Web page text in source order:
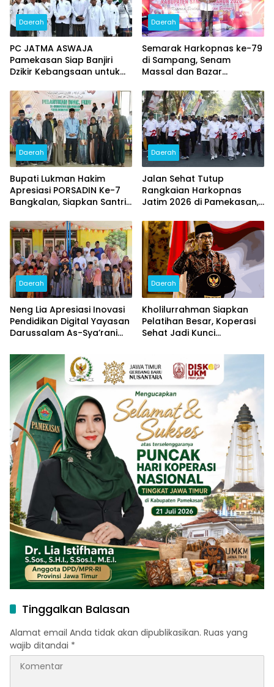
Daerah
PC JATMA ASWAJA
Pamekasan Siap Banjiri
Dzikir Kebangsaan untuk
Daerah
Semarak Harkopnas ke-79
di Sampang, Senam
Massal dan Bazar
Warga
Daerah
Bupati Lukman Hakim
Apresiasi PORSADIN Ke-7
Bangkalan, Siapkan Santri
Provinsi dan Nasional
Daerah
Jalan Sehat Tutup
Rangkaian Harkopnas
Jatim 2026 di Pamekasan,
Banjir Doorprize
Daerah
Neng Lia Apresiasi Inovasi
Pendidikan Digital Yayasan
Darussalam As-Sya’rani
Daerah
Kholilurrahman Siapkan
Pelatihan Besar, Koperasi
Sehat Jadi Kunci
Tinggalkan Balasan
Alamat email Anda tidak akan dipublikasikan. Ruas yang
wajib ditandai *